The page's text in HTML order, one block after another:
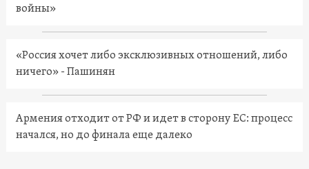
войны»
«Россия хочет либо эксклюзивных отношений, либо
ничего» - Пашинян
Армения отходит от РФ и идет в сторону ЕС: процесс
начался, но до финала еще далеко